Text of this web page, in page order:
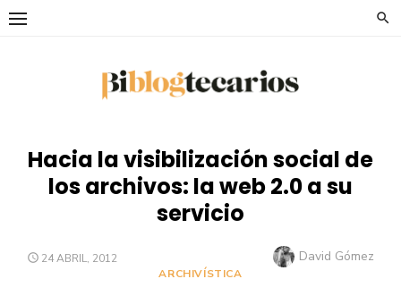
Saltar
Hacia la visibilización social de
los archivos: la web 2.0 a su
servicio
PUBLICADO
24 ABRIL, 2012 Autor
David Gómez
ARCHIVÍSTICA